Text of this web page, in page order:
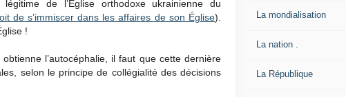
de l’Église orthodoxe ukrainienne du
de s’immiscer dans les affaires de son Église).
!
l’autocéphalie, il faut que cette dernière
selon le principe de collégialité des décisions
La mondialisation
La nation .
La République